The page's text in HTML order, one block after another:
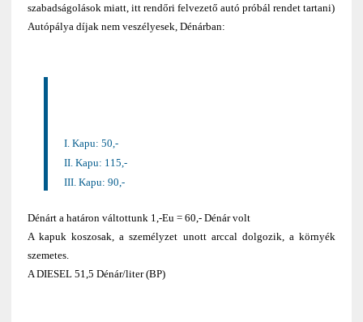
szabadságolások miatt, itt rendőri felvezető autó próbál rendet tartani)
Autópálya díjak nem veszélyesek, Dénárban:
I. Kapu: 50,-
II. Kapu: 115,-
III. Kapu: 90,-
Dénárt a határon váltottunk 1,-Eu = 60,- Dénár volt
A kapuk koszosak, a személyzet unott arccal dolgozik, a környék
szemetes.
A DIESEL 51,5 Dénár/liter (BP)